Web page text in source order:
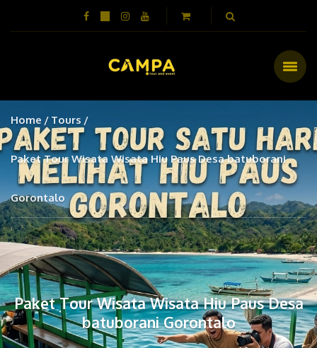
Home Tours
Paket Tour Wisata Wisata Hiu Paus Desa batuborani
Gorontalo
Paket Tour Wisata Wisata Hiu Paus Desa
batuborani Gorontalo